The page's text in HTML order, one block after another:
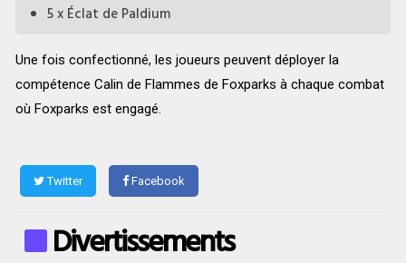
5 x Éclat de Paldium
Une fois confectionné, les joueurs peuvent déployer la
compétence Calin de Flammes de Foxparks à chaque combat
où Foxparks est engagé.
Twitter Facebook
Divertissements